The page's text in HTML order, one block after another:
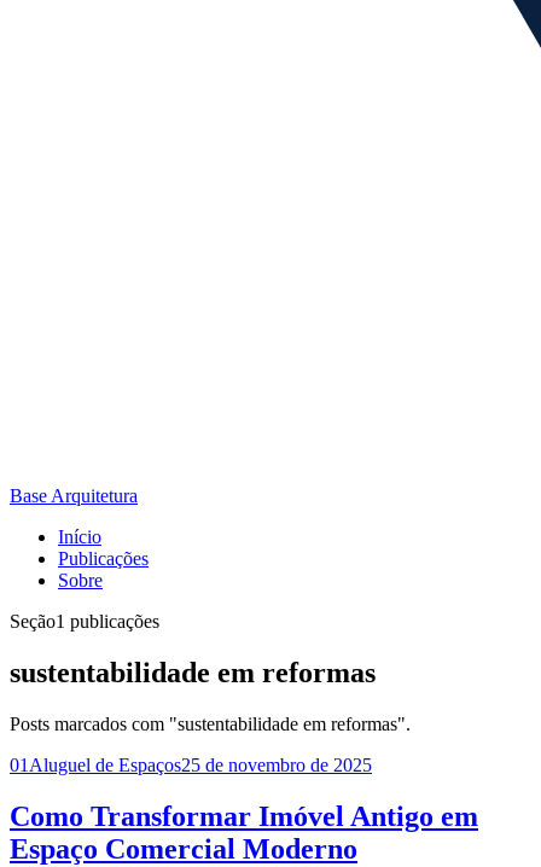
Base Arquitetura
Início
Publicações
Sobre
Seção1 publicações
sustentabilidade em reformas
Posts marcados com "sustentabilidade em reformas".
01 Aluguel de Espaços25 de novembro de 2025
Como Transformar Imóvel Antigo em
Espaço Comercial Moderno